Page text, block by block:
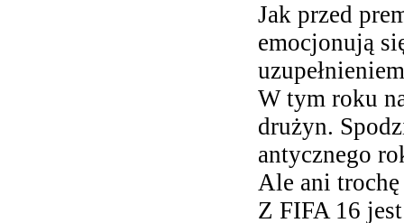
Jak przed
emocjonują
W tym roku
drużyn.
antycznego
Ale ani
Z FIFA 16